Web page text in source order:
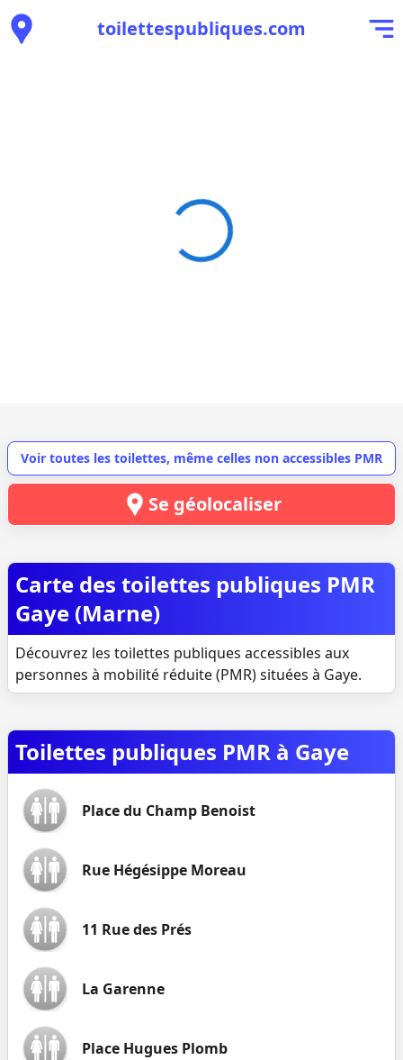
toilettespubliques.com
Voir toutes les toilettes, même celles non accessibles PMR
Se géolocaliser
Carte des toilettes publiques PMR
Gaye (Marne)
Découvrez les toilettes publiques accessibles aux
personnes à mobilité réduite (PMR) situées à Gaye.
Toilettes publiques PMR à Gaye
Place du Champ Benoist
Rue Hégésippe Moreau
11 Rue des Prés
La Garenne
Place Hugues Plomb